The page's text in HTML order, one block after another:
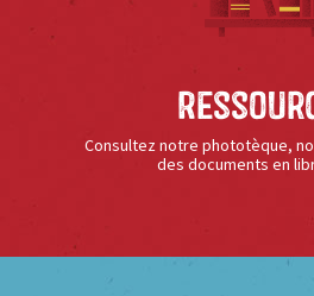
Consultez notre phototèque,
des documents en